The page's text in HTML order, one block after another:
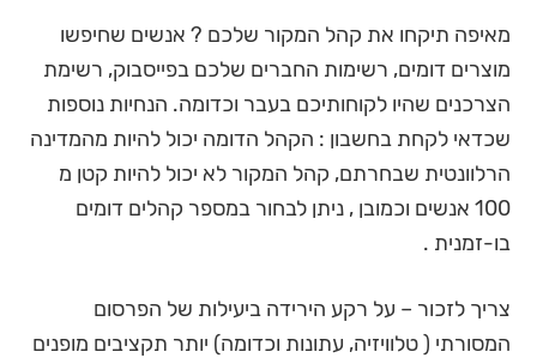
מאיפה תיקחו את קהל המקור שלכם ? אנשים שחיפשו
מוצרים דומים, רשימות החברים שלכם בפייסבוק, רשימת
הצרכנים שהיו לקוחותיכם בעבר וכדומה. הנחיות נוספות
שכדאי לקחת בחשבון : הקהל הדומה יכול להיות מהמדינה
הרלוונטית שבחרתם, קהל המקור לא יכול להיות קטן מ
100 אנשים וכמובן , ניתן לבחור במספר קהלים דומים
בו-זמנית .
צריך לזכור – על רקע הירידה ביעילות של הפרסום
המסורתי ( טלוויזיה, עתונות וכדומה) יותר תקציבים מופנים